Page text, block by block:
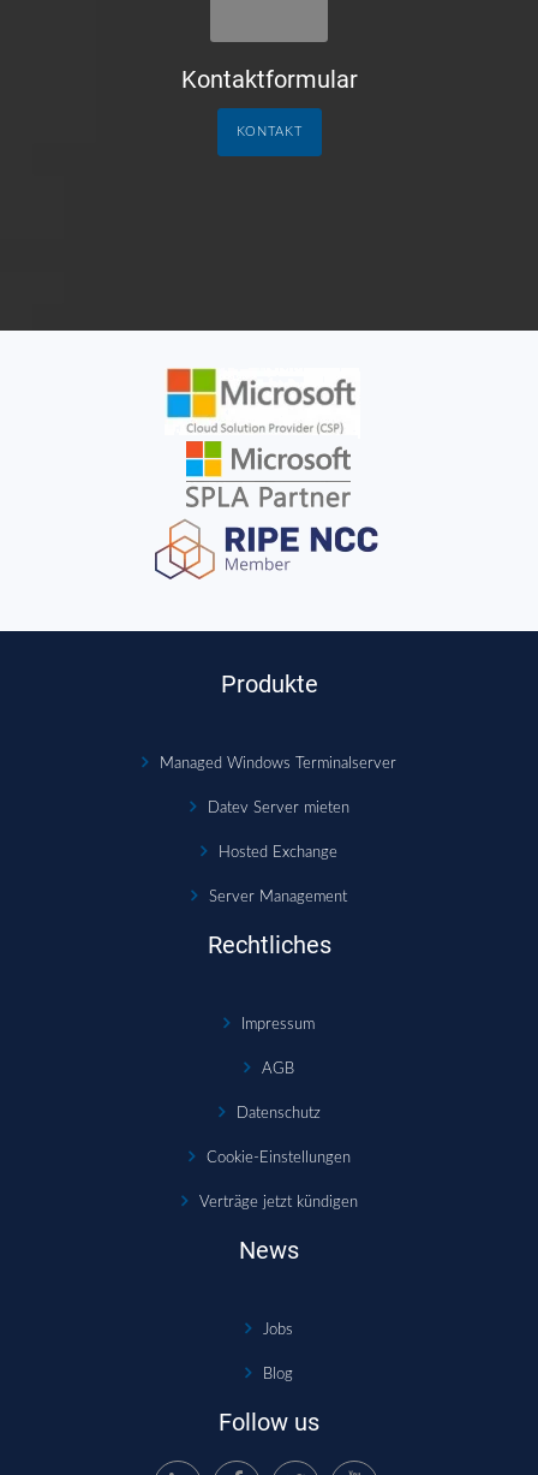
Kontaktformular
KONTAKT
Produkte
Managed Windows Terminalserver
Datev Server mieten
Hosted Exchange
Server Management
Rechtliches
Impressum
AGB
Datenschutz
Cookie-Einstellungen
Verträge jetzt kündigen
News
Jobs
Blog
Follow us